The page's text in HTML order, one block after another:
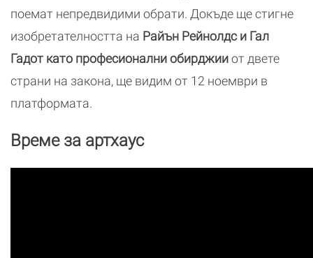
поемат непредвидими обрати. Докъде ще стигне
изобретателността на Райън Рейнолдс и Гал
Гадот като професионални обирджииот двете
страни на закона, ще видим от 12 ноември в
платформата.
Време за артхаус